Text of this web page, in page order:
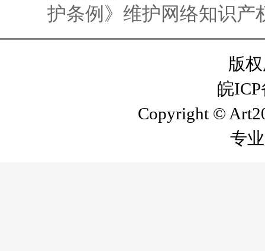
护条例》维护网络知识产
版
皖
Copyright ©
专